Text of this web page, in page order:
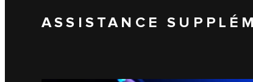
ASSISTANCE